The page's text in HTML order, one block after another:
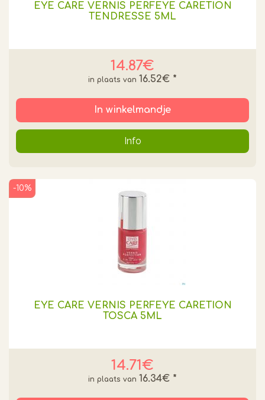
EYE CARE VERNIS PERFEYE CARETION
TENDRESSE 5ML
14.87€
16.52€ *
In winkelmandje
Info
EYE CARE VERNIS PERFEYE CARETION
TOSCA 5ML
14.71€
-10%
16.34€ *